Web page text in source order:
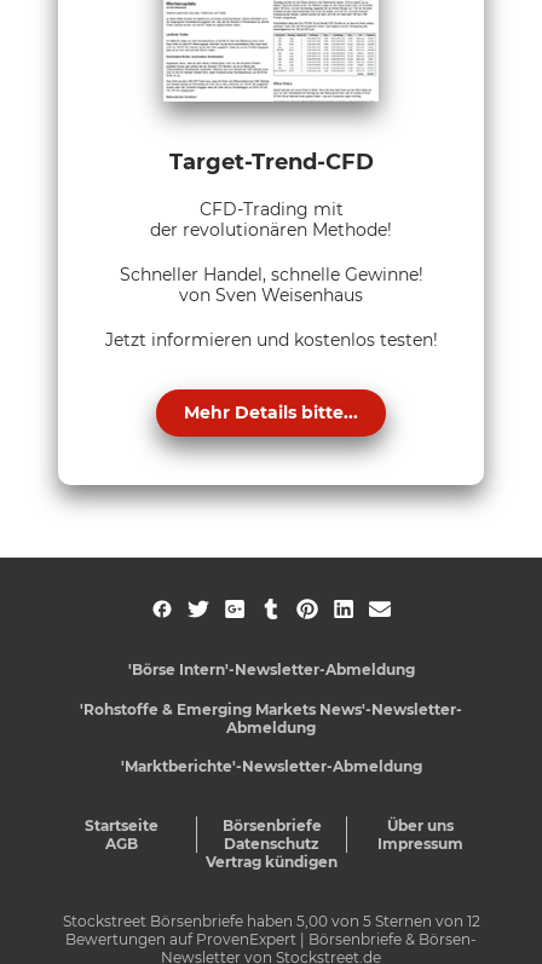
Target-Trend-CFD
CFD-Trading mit
der revolutionären Methode!
Schneller Handel, schnelle Gewinne!
von Sven Weisenhaus
Jetzt informieren und kostenlos testen!
Mehr Details bitte...
'Börse Intern'-Newsletter-Abmeldung
'Rohstoffe & Emerging Markets News'-Newsletter-
Abmeldung
'Marktberichte'-Newsletter-Abmeldung
Startseite Börsenbriefe
Über uns
AGB
Datenschutz
Impressum
Vertrag kündigen
Stockstreet Börsenbriefe haben 5,00von 5Sternen von 12
Bewertungen auf ProvenExpert
| Börsenbriefe & Börsen-
Newsletter von Stockstreet.de